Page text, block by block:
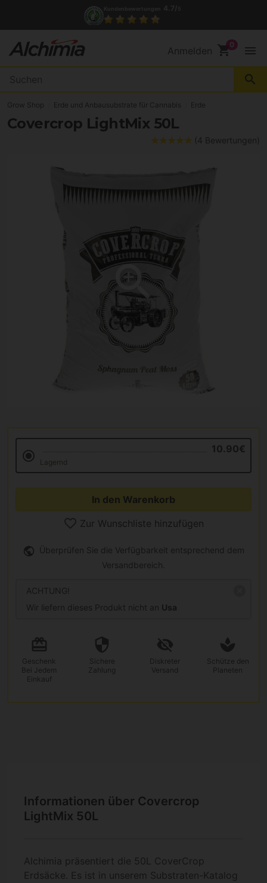
(+34) 972 527 248
Anmelden shopping_cart menu
search
Grow Shop Erde und Anbausubstrate für Cannabis Erde
Covercrop LightMix 50L
(4 Bewertungen)
10.90€
Lagernd
In den Warenkorb
Zur Wunschliste hinzufügen
Überprüfen Sie die Verfügbarkeit entsprechend dem
Versandbereich.
ACHTUNG!
Wir liefern dieses Produkt nicht an Usa
Geschenk
Bei Jedem
Einkauf
Sichere
Zahlung
Diskreter
Versand
Schütze den
Planeten
Informationen über Covercrop
LightMix 50L
Alchimia präsentiert die 50L CoverCrop
Erdsäcke. Es ist in unserem Substraten-Katalog